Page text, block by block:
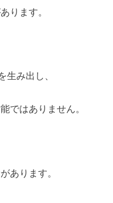
ります。
生み出し、
ではありません。
あります。